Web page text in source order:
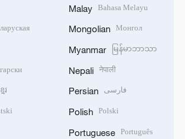
ែរ
Malay Bahasa Melayu
Mongolian Монгол
Myanmar မြန်မာဘာသာ
Nepali नेपाली
Persian فارسی
Polish Polski
Portuguese Português